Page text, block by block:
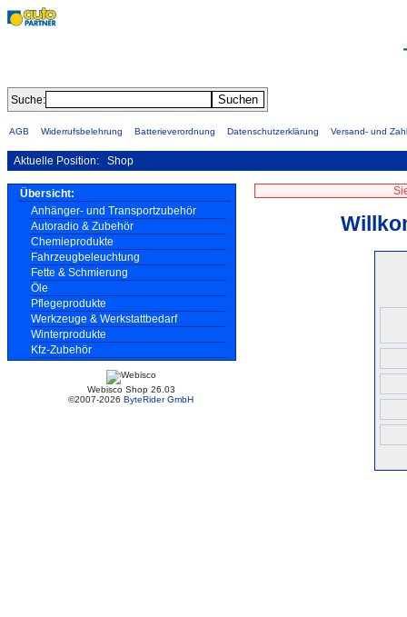
Suche:
AGB Widerrufsbelehrung Batterieverordnung Datenschutzerklärung Versand- und
Aktuelle Position: Shop
Übersicht:
Anhänger- und Transportzubehör
Autoradio & Zubehör
Chemieprodukte
Fahrzeugbeleuchtung
Fette & Schmierung
Öle
Pflegeprodukte
Werkzeuge & Werkstattbedarf
Winterprodukte
Kfz-Zubehör
Webisco Shop 26.03
©2007-2026 ByteRider GmbH